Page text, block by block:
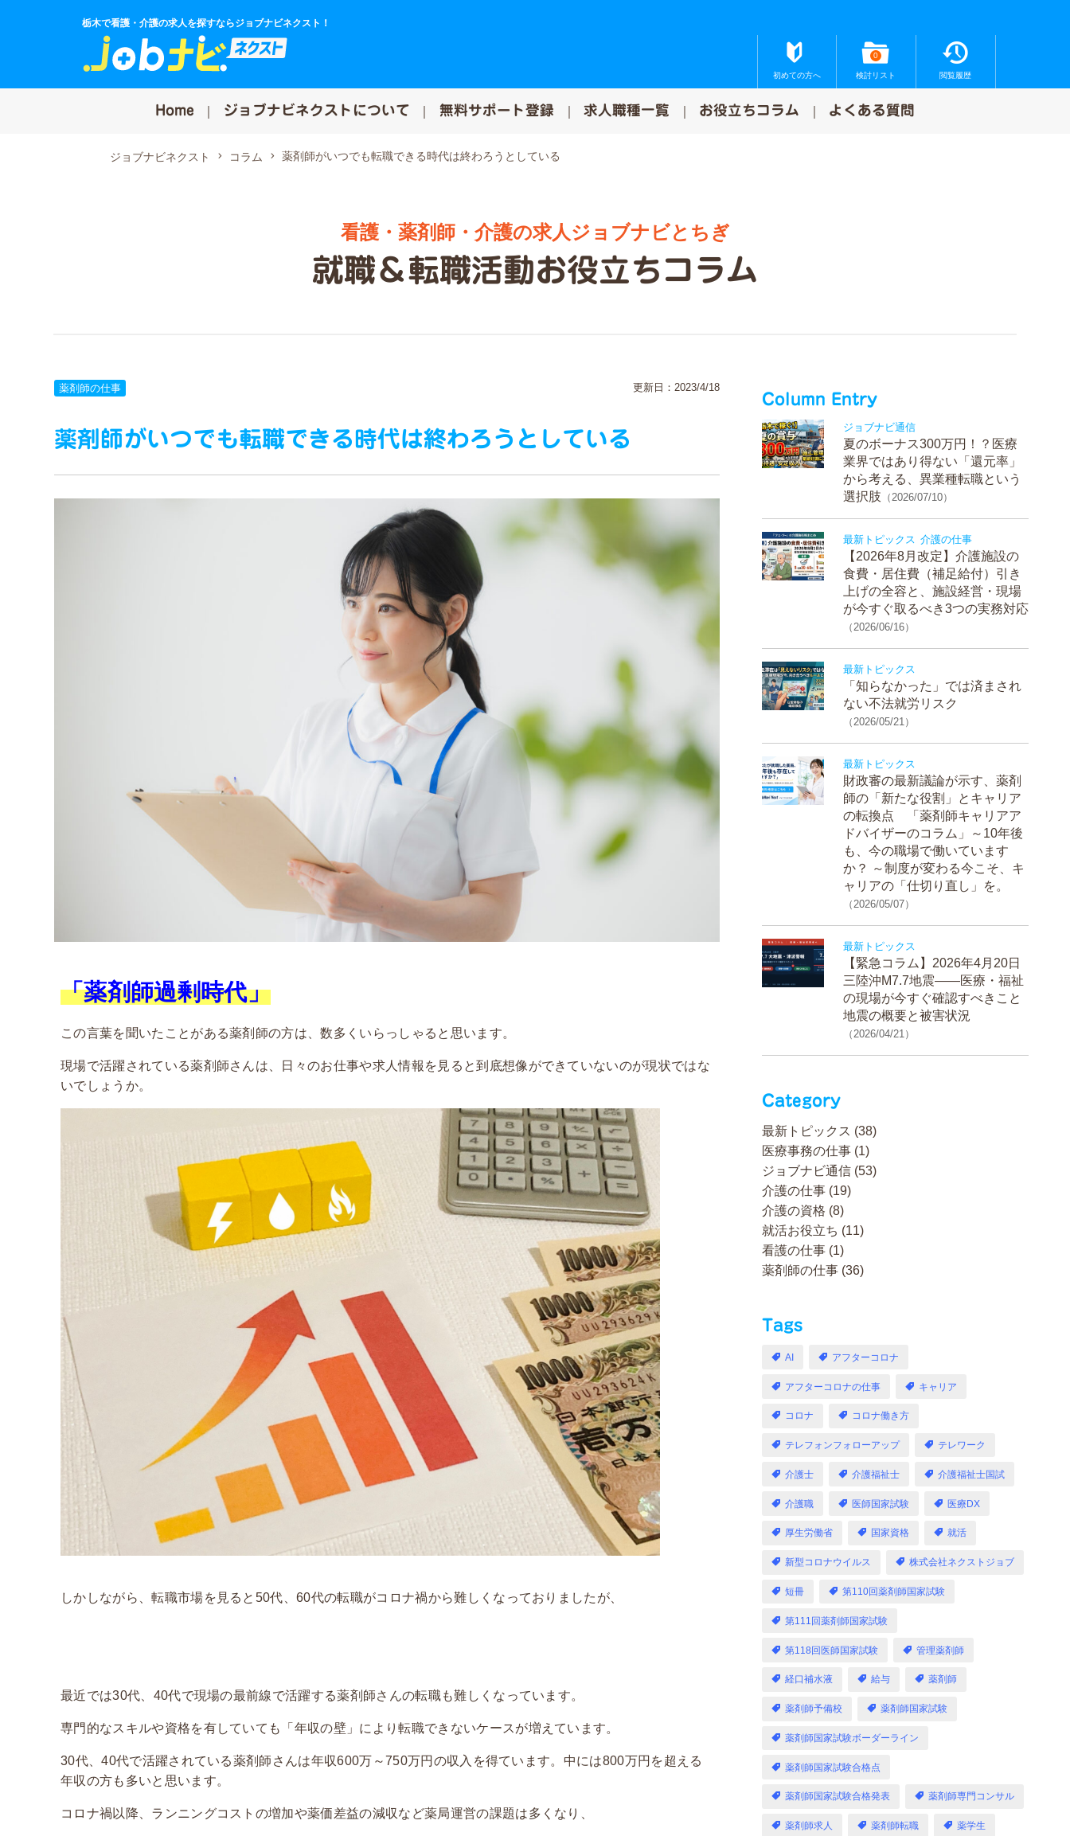
栃木で看護・介護の求人を探すならジョブナビネクスト！
初めての方へ
0
検討リスト 閲覧履歴
Home ジョブナビネクストについて 無料サポート登録 求人職種一覧 お役立ちコラム よくある質問
ジョブナビネクスト コラム 薬剤師がいつでも転職できる時代は終わろうとしている
看護・薬剤師・介護の求人ジョブナビとちぎ
就職＆転職活動お役立ちコラム
薬剤師の仕事 更新日：2023/4/18
薬剤師がいつでも転職できる時代は終わろうとしている
「薬剤師過剰時代」
この言葉を聞いたことがある薬剤師の方は、数多くいらっしゃると思います。
現場で活躍されている薬剤師さんは、日々のお仕事や求人情報を見ると到底想像ができていないのが現状ではな
いでしょうか。
しかしながら、転職市場を見ると50代、60代の転職がコロナ禍から難しくなっておりましたが、
最近では30代、40代で現場の最前線で活躍する薬剤師さんの転職も難しくなっています。
専門的なスキルや資格を有していても「年収の壁」により転職できないケースが増えています。
30代、40代で活躍されている薬剤師さんは年収600万～750万円の収入を得ています。中には800万円を超える
年収の方も多いと思います。
コロナ禍以降、ランニングコストの増加や薬価差益の減収など薬局運営の課題は多くなり、
Column Entry
ジョブナビ通信
夏のボーナス300万円！？医療
業界ではあり得ない「還元率」
から考える、異業種転職という
選択肢 （2026/07/10）
最新トピックス 介護の仕事
【2026年8月改定】介護施設の
食費・居住費（補足給付）引き
上げの全容と、施設経営・現場
が今すぐ取るべき3つの実務対応
（2026/06/16）
最新トピックス
「知らなかった」では済まされ
ない不法就労リスク
（2026/05/21）
最新トピックス
財政審の最新議論が示す、薬剤
師の「新たな役割」とキャリア
の転換点 「薬剤師キャリアア
ドバイザーのコラム」～10年後
も、今の職場で働いています
か？ ～制度が変わる今こそ、キ
ャリアの「仕切り直し」を。
（2026/05/07）
最新トピックス
【緊急コラム】2026年4月20日
三陸沖M7.7地震——医療・福祉
の現場が今すぐ確認すべきこと
地震の概要と被害状況
（2026/04/21）
Category
最新トピックス (38)
医療事務の仕事 (1)
ジョブナビ通信 (53)
介護の仕事 (19)
介護の資格 (8)
就活お役立ち (11)
看護の仕事 (1)
薬剤師の仕事 (36)
Tags
AI アフターコロナ
アフターコロナの仕事 キャリア
コロナ コロナ働き方
テレフォンフォローアップ テレワーク
介護士 介護福祉士 介護福祉士国試
介護職 医師国家試験 医療DX
厚生労働省 国家資格 就活
新型コロナウイルス 株式会社ネクストジョブ
短冊 第110回薬剤師国家試験
第111回薬剤師国家試験
第118回医師国家試験 管理薬剤師
経口補水液 給与 薬剤師
薬剤師予備校 薬剤師国家試験
薬剤師国家試験ボーダーライン
薬剤師国家試験合格点
薬剤師国家試験合格発表 薬剤師専門コンサル
薬剤師求人 薬剤師転職 薬学生